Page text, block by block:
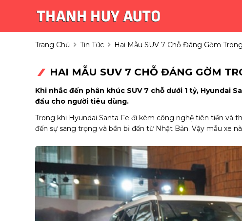
Trang Chủ Tin Tức Hai Mẫu SUV 7 Chỗ Đáng Gờm
HAI MẪU SUV 7 CHỖ ĐÁNG GỜM
Khi nhắc đến phân khúc SUV 7 chỗ dưới 1 tỷ, Hyundai
đầu cho người tiêu dùng.
Trong khi Hyundai Santa Fe đi kèm công nghệ tiên tiến và
đến sự sang trọng và bền bỉ đến từ Nhật Bản. Vậy mẫu xe